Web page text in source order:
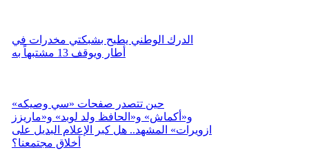
الدرك الوطني يطيح بشبكتي مخدرات في
أطار ويوقف 13 مشتبهاً به
حين تتصدر صفحات «سي وصيكه»
و«أكماش» و«الحافظ ولد لوبد» و«ماريزز
ازويرات» المشهد.. هل كبر الإعلام البديل على
أخلاق مجتمعنا؟